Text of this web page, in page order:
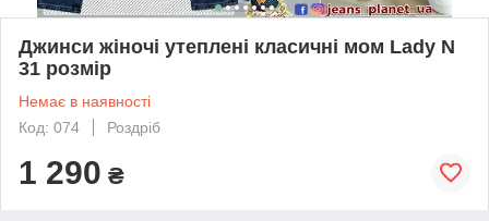
Джинси жіночі утеплені класичні мом Lady N
31 розмір
Немає в наявності
Код: 074
Роздріб
1 290 ₴